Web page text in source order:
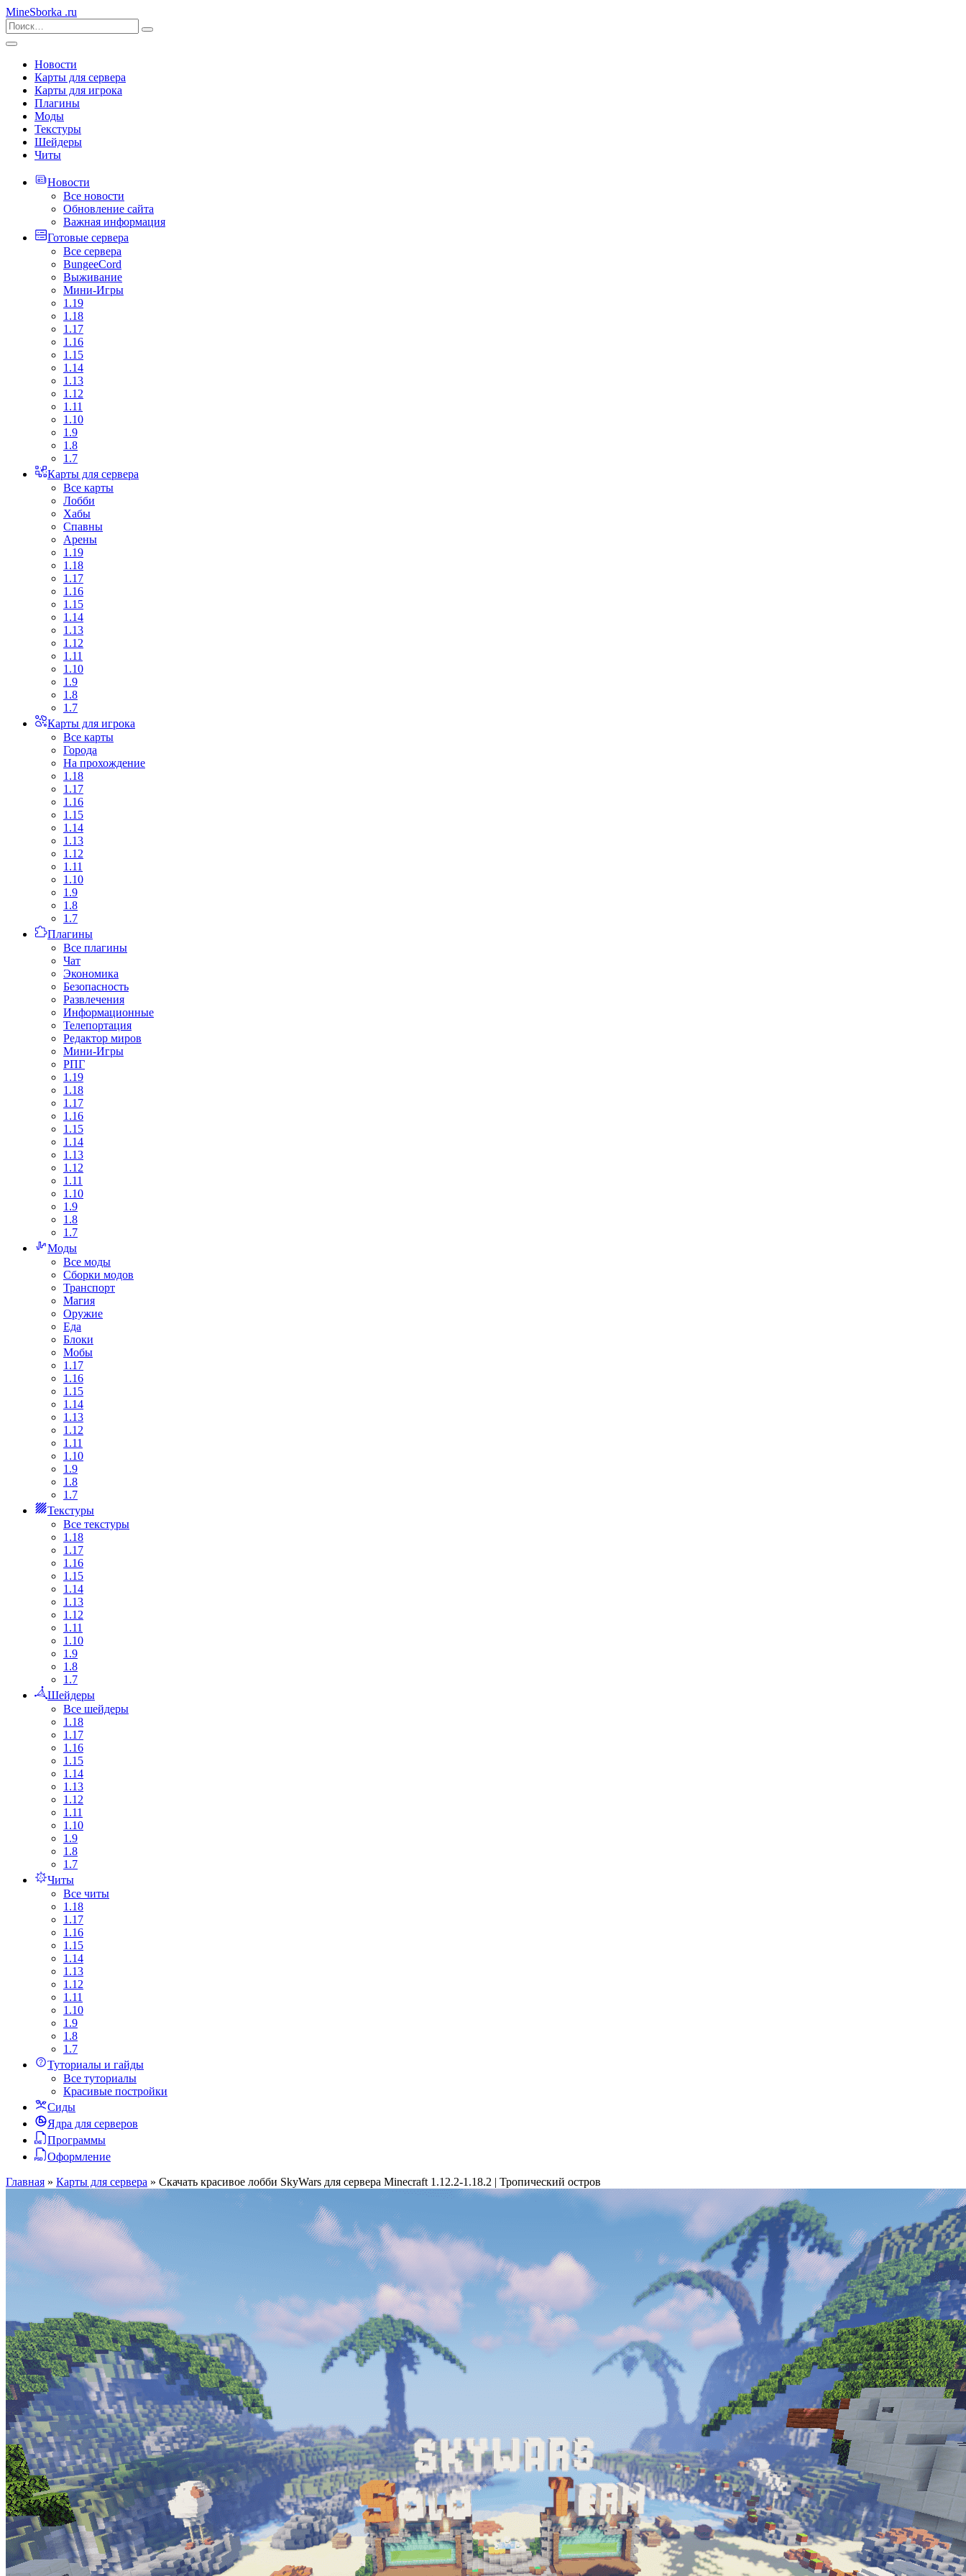
MineSborka .ru
Новости
Карты для сервера
Карты для игрока
Плагины
Моды
Текстуры
Шейдеры
Читы
Новости
Все новости
Обновление сайта
Важная информация
Готовые сервера
Все сервера
BungeeCord
Выживание
Мини-Игры
1.19
1.18
1.17
1.16
1.15
1.14
1.13
1.12
1.11
1.10
1.9
1.8
1.7
Карты для сервера
Все карты
Лобби
Хабы
Спавны
Арены
1.19
1.18
1.17
1.16
1.15
1.14
1.13
1.12
1.11
1.10
1.9
1.8
1.7
Карты для игрока
Все карты
Города
На прохождение
1.18
1.17
1.16
1.15
1.14
1.13
1.12
1.11
1.10
1.9
1.8
1.7
Плагины
Все плагины
Чат
Экономика
Безопасность
Развлечения
Информационные
Телепортация
Редактор миров
Мини-Игры
РПГ
1.19
1.18
1.17
1.16
1.15
1.14
1.13
1.12
1.11
1.10
1.9
1.8
1.7
Моды
Все моды
Сборки модов
Транспорт
Магия
Оружие
Еда
Блоки
Мобы
1.17
1.16
1.15
1.14
1.13
1.12
1.11
1.10
1.9
1.8
1.7
Текстуры
Все текстуры
1.18
1.17
1.16
1.15
1.14
1.13
1.12
1.11
1.10
1.9
1.8
1.7
Шейдеры
Все шейдеры
1.18
1.17
1.16
1.15
1.14
1.13
1.12
1.11
1.10
1.9
1.8
1.7
Читы
Все читы
1.18
1.17
1.16
1.15
1.14
1.13
1.12
1.11
1.10
1.9
1.8
1.7
Туториалы и гайды
Все туториалы
Красивые постройки
Сиды
Ядра для серверов
Программы
Оформление
Главная » Карты для сервера » Скачать красивое лобби SkyWars для сервера Minecraft 1.12.2-1.18.2 | Тропический остров